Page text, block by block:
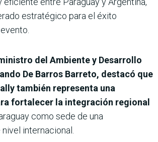
estratégico para el éxito
del Ambiente y Desarrollo
De Barros Barreto, destacó que
también representa una
fortalecer la integración regional
como sede de una
internacional.